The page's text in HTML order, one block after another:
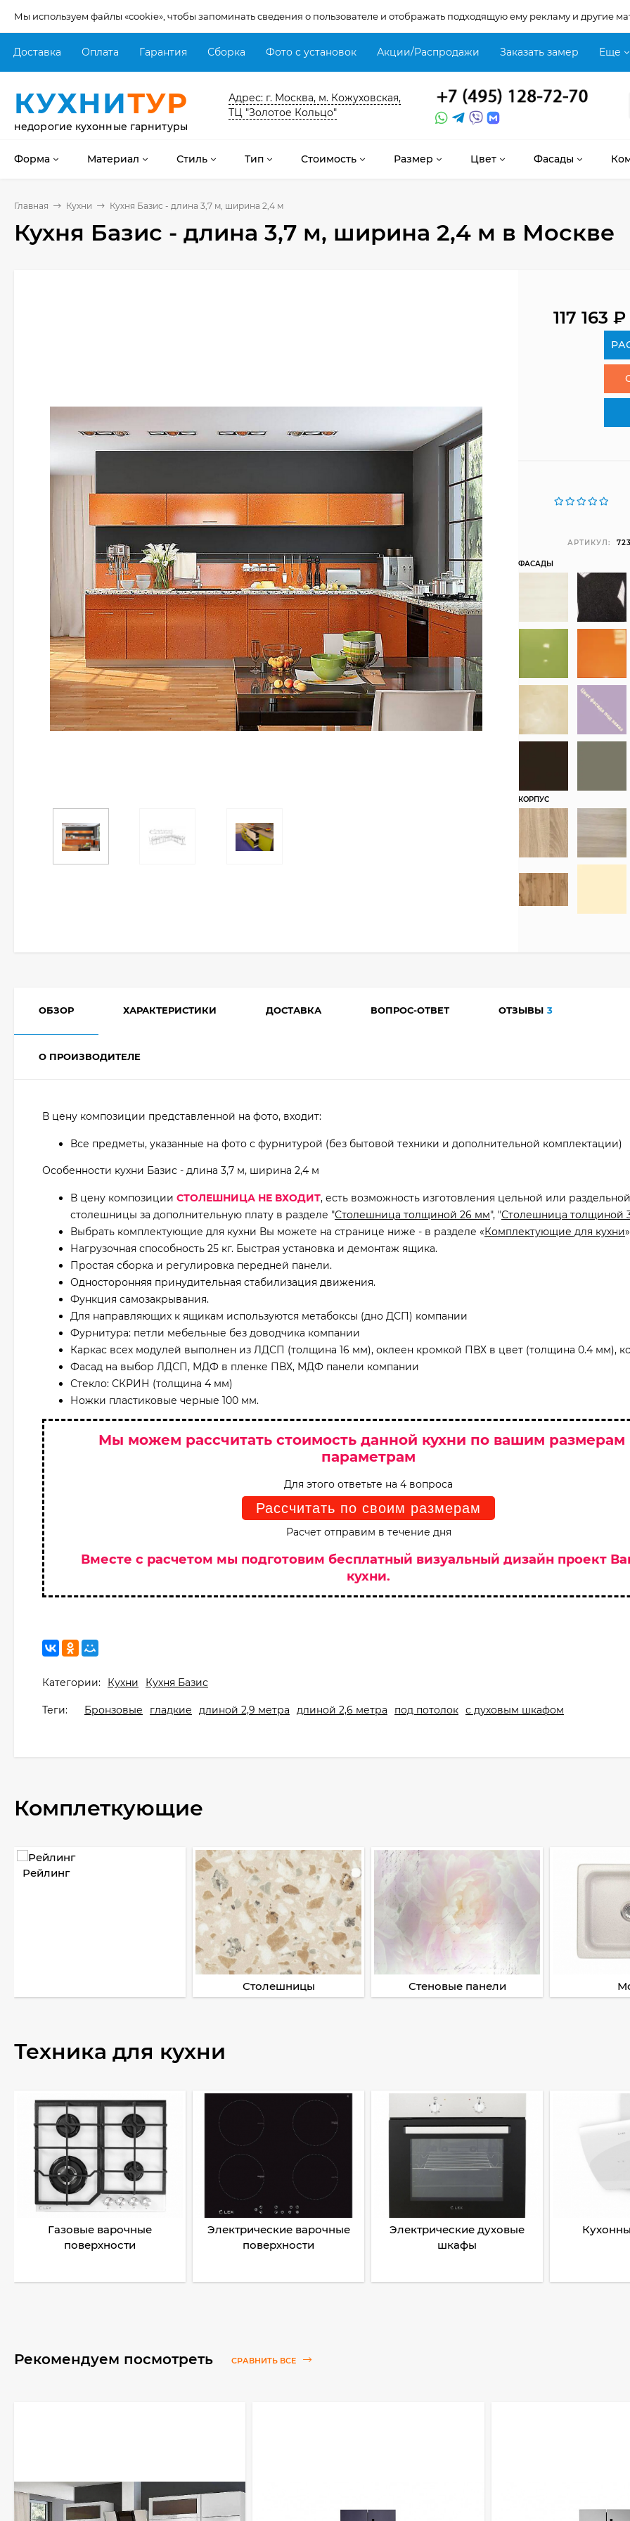
Мы используем файлы «cookie», чтобы запоминать сведения о пользователе и отображать подходящую ему рекламу и другие
Доставка Оплата Гарантия Сборка Фото с установок Акции/Распродажи Заказать замер Еще
КУХНИТУР
недорогие кухонные гарнитуры
Адрес: г. Москва, м. Кожуховская,
ТЦ "Золотое Кольцо"
Форма Материал Стиль Тип Стоимость Размер Цвет Фасады
Главная Кухни Кухня Базис - длина 3,7 м, ширина 2,4 м
Кухня Базис - длина 3,7 м, ширина 2,4 м в Москве
117 163₽
АРТИКУЛ:
ФАСАДЫ
КОРПУС
ОБЗОР ХАРАКТЕРИСТИКИ ДОСТАВКА ВОПРОС-ОТВЕТ ОТЗЫВЫ 3
О ПРОИЗВОДИТЕЛЕ
В цену композиции представленной на фото, входит:
Все предметы, указанные на фото с фурнитурой (без бытовой техники и дополнительной комплектации)
Особенности кухни Базис - длина 3,7 м, ширина 2,4 м
В цену композиции СТОЛЕШНИЦА НЕ ВХОДИТ, есть возможность изготовления цельной или раздельной
столешницы за дополнительную плату в разделе "Столешница толщиной 26 мм", "Столешница толщиной
Выбрать комплектующие для кухни Вы можете на странице ниже - в разделе «Комплектующие для кухни»
Нагрузочная способность 25 кг. Быстрая установка и демонтаж ящика.
Простая сборка и регулировка передней панели.
Односторонняя принудительная стабилизация движения.
Функция самозакрывания.
Для направляющих к ящикам используются метабоксы (дно ДСП) компании
Фурнитура: петли мебельные без доводчика компании
Каркас всех модулей выполнен из ЛДСП (толщина 16 мм), оклеен кромкой ПВХ в цвет (толщина 0.4 мм),
Фасад на выбор ЛДСП, МДФ в пленке ПВХ, МДФ панели компании
Стекло: СКРИН (толщина 4 мм)
Ножки пластиковые черные 100 мм.
Мы можем рассчитать стоимость данной кухни по вашим размерам
параметрам
Для этого ответьте на 4 вопроса
Рассчитать по своим размерам
Расчет отправим в течение дня
Вместе с расчетом мы подготовим бесплатный визуальный дизайн проект
кухни.
Категории: Кухни Кухня Базис
Теги: Бронзовые гладкие длиной 2,9 метра длиной 2,6 метра под потолок с духовым шкафом
Комплеткующие
Рейлинг
Столешницы Стеновые панели
Техника для кухни
Газовые варочные
поверхности
Электрические варочные
поверхности
Электрические духовые
шкафы
Рекомендуем посмотреть СРАВНИТЬ ВСЕ